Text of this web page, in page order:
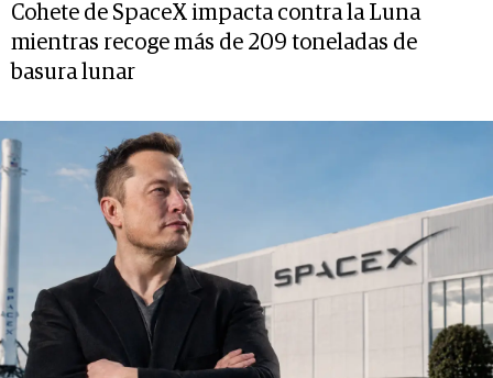
Cohete de SpaceX impacta contra la Luna
mientras recoge más de 209 toneladas de
basura lunar